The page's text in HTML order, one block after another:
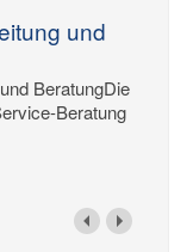
und
BeratungDie
Beratung